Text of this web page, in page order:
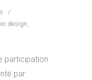
/
design,
participation
par